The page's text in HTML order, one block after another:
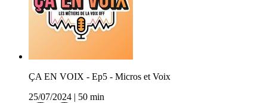
ÇA EN VOIX - Ep5 - Micros et Voix
25/07/2024
50 min